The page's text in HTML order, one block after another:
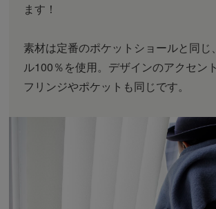
ます！
素材は定番のポケットショールと同じ
ル100％を使用。デザインのアクセン
フリンジやポケットも同じです。